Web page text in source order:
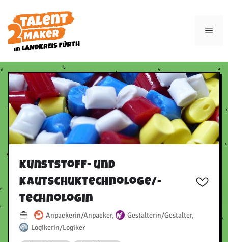
Inhalt
springen
Kunststoff- und
Kautschuktechnologe/​-
technologin
Anpackerin/Anpacker, Gestalterin/Gestalter,
Logikerin/Logiker